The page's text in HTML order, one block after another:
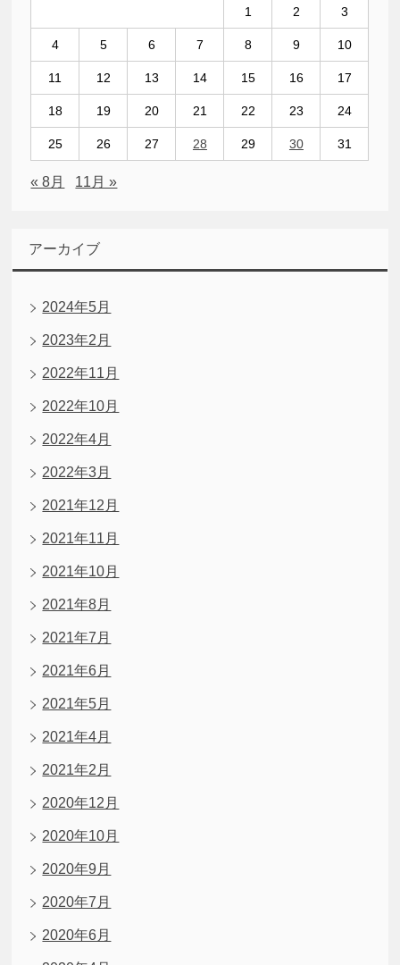
1 2 3
4 5 6 7 8 9 10
11 12 13 14 15 16 17
18 19 20 21 22 23 24
25 26 27 28 29 30 31
« 8月 11月 »
アーカイブ
2024年5月
2023年2月
2022年11月
2022年10月
2022年4月
2022年3月
2021年12月
2021年11月
2021年10月
2021年8月
2021年7月
2021年6月
2021年5月
2021年4月
2021年2月
2020年12月
2020年10月
2020年9月
2020年7月
2020年6月